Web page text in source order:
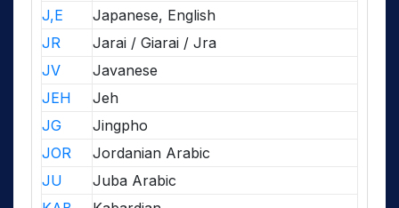
J,E
Japanese, English
JR
Jarai / Giarai / Jra
JV
Javanese
JEH
Jeh
JG
Jingpho
JOR
Jordanian Arabic
JU
Juba Arabic